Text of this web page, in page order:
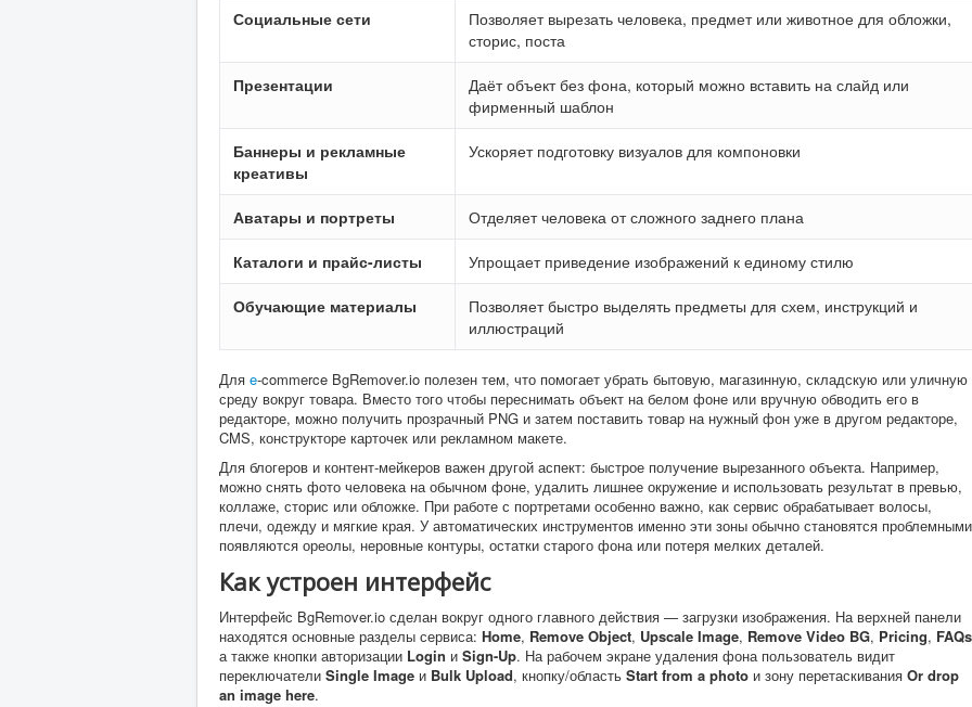
Социальные сети
Позволяет вырезать человека, предмет или животное для обложки,
сторис, поста
Презентации
Даёт объект без фона, который можно вставить на слайд или
фирменный шаблон
Баннеры и рекламные
креативы
Ускоряет подготовку визуалов для компоновки
Аватары и портреты Отделяет человека от сложного заднего плана
Каталоги и прайс-листы Упрощает приведение изображений к единому стилю
Обучающие материалы
Позволяет быстро выделять предметы для схем, инструкций и
иллюстраций
Для e-commerce BgRemover.io полезен тем, что помогает убрать бытовую, магазинную, складскую или уличную
среду вокруг товара. Вместо того чтобы переснимать объект на белом фоне или вручную обводить его в
редакторе, можно получить прозрачный PNG и затем поставить товар на нужный фон уже в другом редакторе,
CMS, конструкторе карточек или рекламном макете.
Для блогеров и контент-мейкеров важен другой аспект: быстрое получение вырезанного объекта. Например,
можно снять фото человека на обычном фоне, удалить лишнее окружение и использовать результат в превью,
коллаже, сторис или обложке. При работе с портретами особенно важно, как сервис обрабатывает волосы,
плечи, одежду и мягкие края. У автоматических инструментов именно эти зоны обычно становятся
появляются ореолы, неровные контуры, остатки старого фона или потеря мелких деталей.
Как устроен интерфейс
Интерфейс BgRemover.io сделан вокруг одного главного действия — загрузки изображения. На верхней панели
находятся основные разделы сервиса: Home, Remove Object, Upscale Image, Remove Video BG, Pricing, FAQs
а также кнопки авторизации Login и Sign-Up. На рабочем экране удаления фона пользователь видит
переключатели Single Image и Bulk Upload, кнопку/область Start from a photo и зону перетаскивания Or drop
an image here.